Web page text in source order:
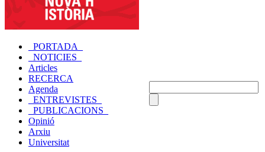
_PORTADA_
_NOTICIES_
Articles
RECERCA
Agenda
_ENTREVISTES_
_PUBLICACIONS_
Opinió
Arxiu
Universitat